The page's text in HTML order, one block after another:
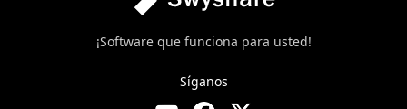
¡Software que funciona para usted!
Síganos